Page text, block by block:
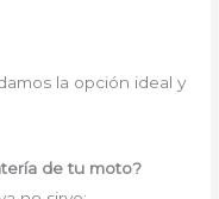
la opción ideal y
de tu moto?